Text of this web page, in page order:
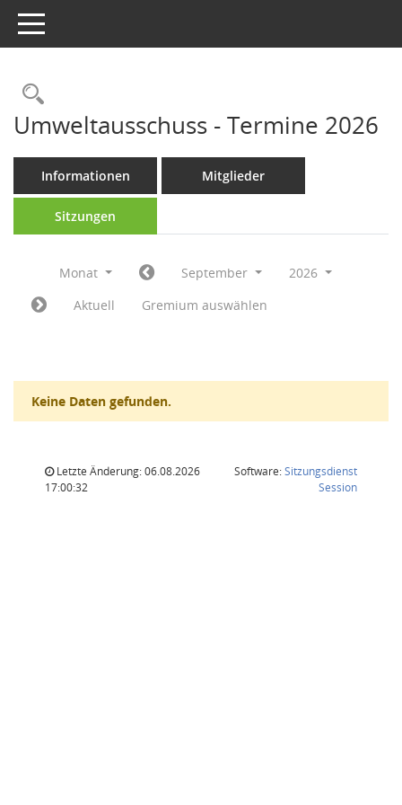
Toggle navigation
Rechercheauswahl
Umweltausschuss - Termine 2026
Informationen Mitglieder
Sitzungen
Monat September
2026
Aktuell
Gremium auswählen
Keine Daten gefunden.
Letzte Änderung: 06.08.2026
17:00:32
Software:Sitzungsdienst
Session(Wird in